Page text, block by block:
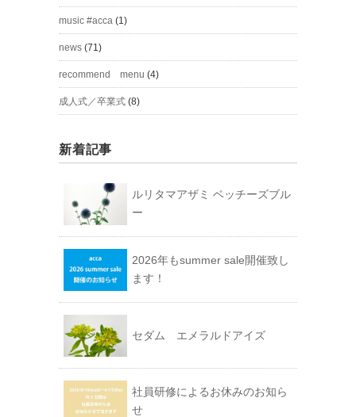
music #acca (1)
news (71)
recommend menu (4)
成人式／卒業式 (8)
新着記事
ルリタマアザミ ベッチーズブル
ー
2026年もsummer sale開催致し
ます！
セダム エメラルドアイズ
社員研修によるお休みのお知ら
せ